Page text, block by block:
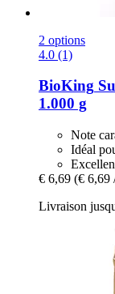
2 options
4.0 (1)
BioKing
1.000 g
Note
Idéal
€ 6,69 (€ 6,69
Livraison